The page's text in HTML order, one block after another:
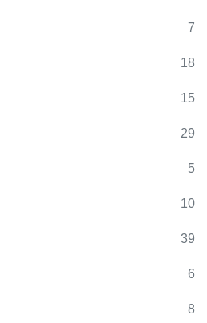
7
18
15
29
5
10
39
6
8